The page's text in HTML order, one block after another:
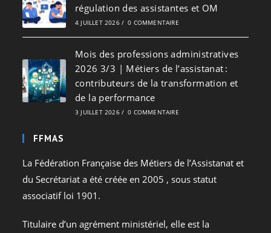
régulation des assistantes et OM
4 JUILLET 2026 / 0 COMMENTAIRE
Mois des professions administratives
2026 3/3 | Métiers de l’assistanat :
contributeurs de la transformation et
de la performance
3 JUILLET 2026 / 0 COMMENTAIRE
FFMAS
La Fédération Française des Métiers de l’Assistanat et
du Secrétariat a été créée en 2005 , sous statut
associatif loi 1901.
Titulaire d’un agrément ministériel, elle est la